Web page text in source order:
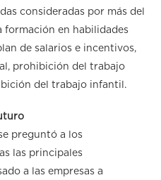
consideradas por más del
formación en habilidades
de salarios e incentivos,
prohibición del trabajo
del trabajo infantil.
preguntó a los
las principales
a las empresas a